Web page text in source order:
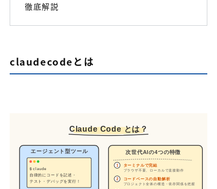
徹底解説
claudecodeとは
Claude Code とは？
エージェント型ツール
$ claude
自律的にコードを記述・
テスト・デバッグを実行！
次世代AIの4つの特徴
1 ターミナルで完結
ブラウザ不要、ローカルで直接動作
2 コードベースの自動解析
プロジェクト全体の構造・依存関係を把握